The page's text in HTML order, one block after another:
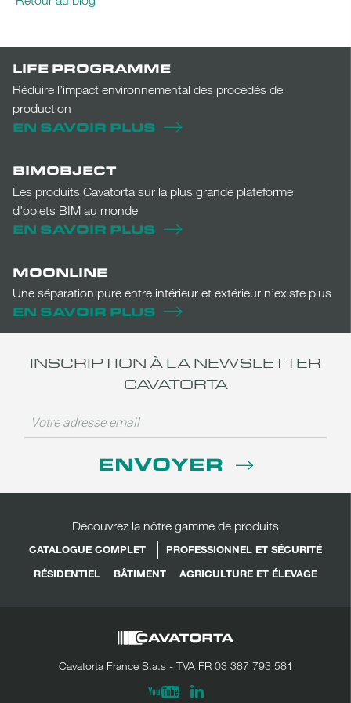
LIFE PROGRAMME
Réduire l’impact environnemental des procédés de
production
EN SAVOIR PLUS
BIMOBJECT
Les produits Cavatorta sur la plus grande plateforme
d'objets BIM au monde
EN SAVOIR PLUS
MOONLINE
Une séparation pure entre intérieur et extérieur n’existe plus
EN SAVOIR PLUS
INSCRIPTION À LA NEWSLETTER
CAVATORTA
ENVOYER
Découvrez la nôtre gamme de produits
CATALOGUE COMPLET
PROFESSIONNEL ET SÉCURITÉ
RÉSIDENTIEL
BÂTIMENT AGRICULTURE ET ÉLEVAGE
Cavatorta France S.a.s - TVA FR 03 387 793 581
Youtube Linkedin